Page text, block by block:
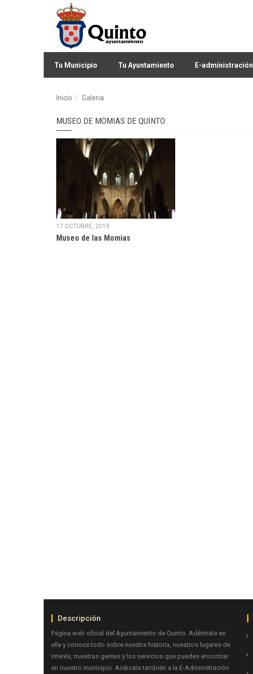
Tu Municipio Tu Ayuntamiento E-administración
Inicio Galeria
MUSEO DE MOMIAS DE QUINTO
17 OCTUBRE, 2019
Museo de las Momias
Descripción
Página web oficial del Ayuntamiento de Quinto. Adéntrate en
ella y conoce todo sobre nuestra historia, nuestros lugares de
interés, nuestras gentes y los servicios que puedes encontrar
en nuestro municipio. Acércate también a la E-Administración